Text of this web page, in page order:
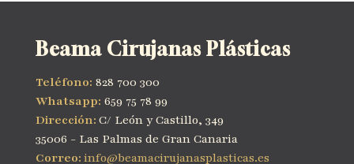
Beama Cirujanas Plásticas
Teléfono: 828 700 300
Whatsapp: 659 75 78 99
Dirección: C/ León y Castillo, 349
35006 - Las Palmas de Gran Canaria
Correo: info@beamacirujanasplasticas.es